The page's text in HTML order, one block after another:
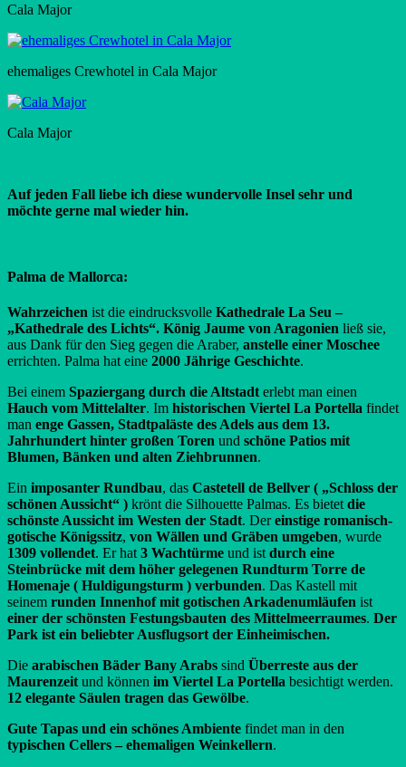
Cala Major
ehemaliges Crewhotel in Cala Major
Cala Major
Auf jeden Fall liebe ich diese wundervolle Insel sehr und
möchte gerne mal wieder hin.
Palma de Mallorca:
Wahrzeichen ist die eindrucksvolle Kathedrale La Seu –
„Kathedrale des Lichts“. König Jaume von Aragonien ließ sie,
aus Dank für den Sieg gegen die Araber, anstelle einer Moschee
errichten. Palma hat eine 2000 Jährige Geschichte.
Bei einem Spaziergang durch die Altstadt erlebt man einen
Hauch vom Mittelalter. Im historischen Viertel La Portella findet
man enge Gassen, Stadtpaläste des Adels aus dem 13.
Jahrhundert hinter großen Toren und schöne Patios mit
Blumen, Bänken und alten Ziehbrunnen.
Ein imposanter Rundbau, das Castetell de Bellver ( „Schloss der
schönen Aussicht“ ) krönt die Silhouette Palmas. Es bietet die
schönste Aussicht im Westen der Stadt. Dereinstige romanisch-
gotische Königssitz, von Wällen und Gräben umgeben, wurde
1309 vollendet. Er hat 3 Wachtürme und ist durch eine
Steinbrücke mit dem höher gelegenen Rundturm Torre de
Homenaje ( Huldigungsturm ) verbunden. Das Kastell mit
seinem runden Innenhof mit gotischen Arkadenumläufen ist
einer der schönsten Festungsbauten des Mittelmeerraumes. Der
Park ist ein beliebter Ausflugsort der Einheimischen.
Die arabischen Bäder Bany Arabs sind Überreste aus der
Maurenzeit und können im Viertel La Portella besichtigt werden.
12 elegante Säulen tragen das Gewölbe.
Gute Tapas und ein schönes Ambiente findet man in den
typischen Cellers – ehemaligen Weinkellern.